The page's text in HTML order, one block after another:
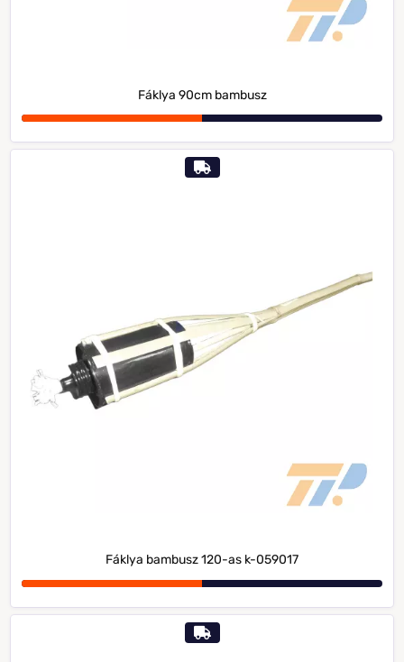
Fáklya 90cm bambusz
Fáklya bambusz 120-as k-059017